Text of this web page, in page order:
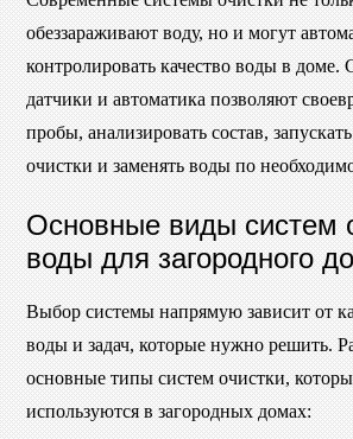
обеззараживают воду, но и могут
контролировать качество воды в доме.
датчики и автоматика позволяют
пробы, анализировать состав,
очистки и заменять воды по
Основные виды систем
воды для загородного
Выбор системы напрямую зависит от
воды и задач, которые нужно решить.
основные типы систем очистки,
используются в загородных домах: